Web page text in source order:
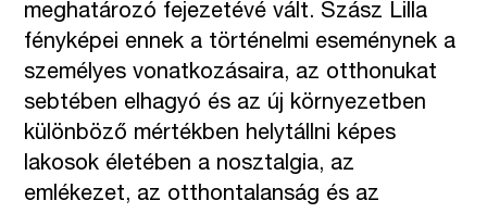
meghatározó fejezetévé vált. Szász Lilla
fényképei ennek a történelmi eseménynek a
személyes vonatkozásaira, az otthonukat
sebtében elhagyó és az új környezetben
különböző mértékben helytállni képes
lakosok életében a nosztalgia, az
emlékezet, az otthontalanság és az